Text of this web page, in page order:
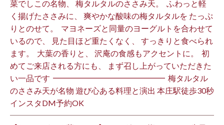
菜でしこの名物、 梅タルタルのささみ天。 ⁡ ふわっと軽
く揚げたささみに、 爽やかな酸味の梅タルタルを たっぷ
りとのせて。 ⁡ マヨネーズと同量のヨーグルトを合わせて
いるので、 見た目ほど重たくなく、 すっきりと食べられ
ます。 ⁡ 大葉の香りと、 沢庵の食感もアクセントに。 ⁡ 初
めてご来店される方にも、 まず召し上がっていただきた
い一品です️ ⁡ ━━━━━━━━━━━━━━ ⁡ 梅タルタル
のささみ天が名物 遊び心ある料理と演出 本庄駅徒歩30秒
インスタDM予約OK ⁡